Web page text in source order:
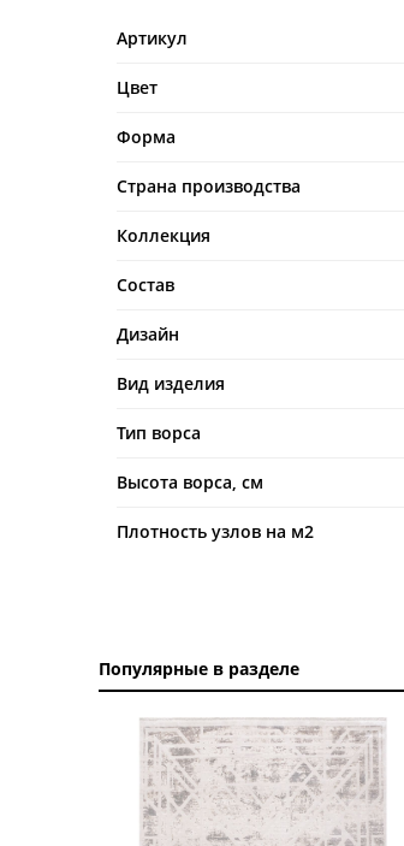
Артикул
Цвет
Форма
Страна производства
Коллекция
Состав
Дизайн
Вид изделия
Тип ворса
Высота ворса, см
Плотность узлов на м2
Популярные в разделе